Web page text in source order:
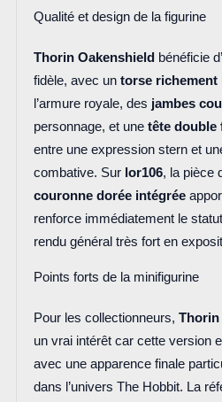
Qualité et design de la figurine
Thorin Oakenshield bénéficie
fidèle, avec un torse richement
l’armure royale, des jambes
personnage, et une tête double
entre une expression stern et
combative. Sur lor106, la pièce
couronne dorée intégrée
renforce immédiatement le
rendu général très fort en
Points forts de la minifigurine
Pour les collectionneurs, Thorin
un vrai intérêt car cette version
avec une apparence finale
dans l’univers The Hobbit. La